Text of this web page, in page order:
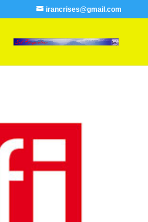
irancrises@gmail.com